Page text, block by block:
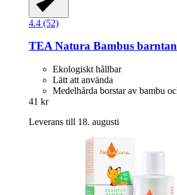
4.4 (52)
TEA Natura Bambus
Ekologiskt hållbar
Lätt att använda
Medelhårda borstar av bambu
41 kr
Leverans till 18. augusti